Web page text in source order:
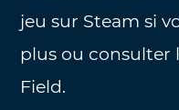
jeu sur Steam si
plus ou consulter
Field.